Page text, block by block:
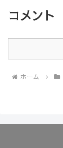
コメント
ホーム